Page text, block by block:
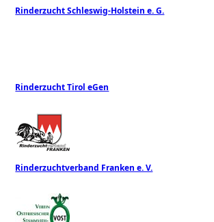
Rinderzucht Schleswig-Holstein e. G.
Rinderzucht Tirol eGen
Rinderzuchtverband Franken e. V.